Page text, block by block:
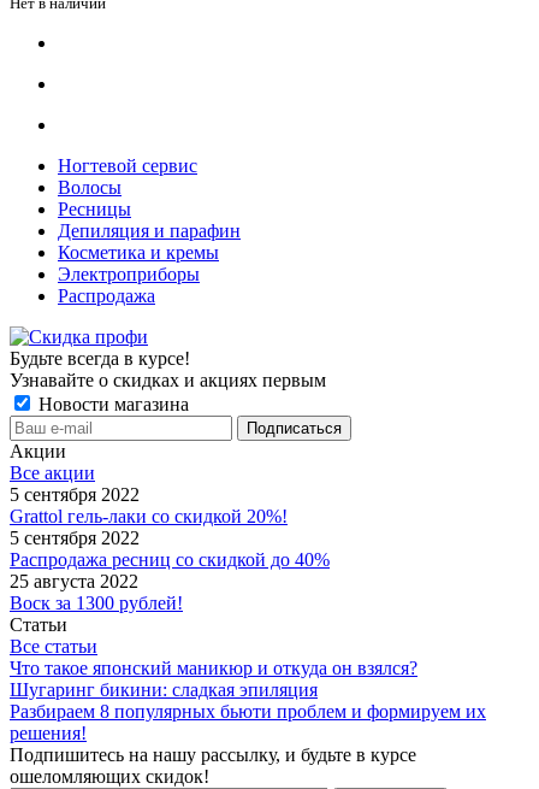
Ногтевой сервис
Волосы
Ресницы
Депиляция и парафин
Косметика и кремы
Электроприборы
Распродажа
Будьте всегда в курсе!
Узнавайте о скидках и акциях первым
Новости магазина
Акции
Все акции
5 сентября 2022
Grattol гель-лаки со скидкой 20%!
5 сентября 2022
Распродажа ресниц со скидкой до 40%
25 августа 2022
Воск за 1300 рублей!
Статьи
Все статьи
Что такое японский маникюр и откуда он взялся?
Шугаринг бикини: сладкая эпиляция
Разбираем 8 популярных бьюти проблем и формируем их
решения!
Подпишитесь на нашу рассылку, и будьте в курсе
ошеломляющих скидок!